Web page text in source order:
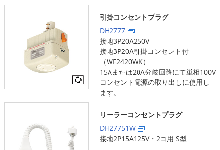
引掛コンセントプラグ
DH2777
接地3P20A250V
接地3P20A引掛コンセント付
（WF2420WK）
15Aまたは20A分岐回路にて単相100V
コンセント電源の取り出しに使用し
ます。
リーラーコンセントプラグ
DH27751W
接地2P15A125V・2コ用 S型